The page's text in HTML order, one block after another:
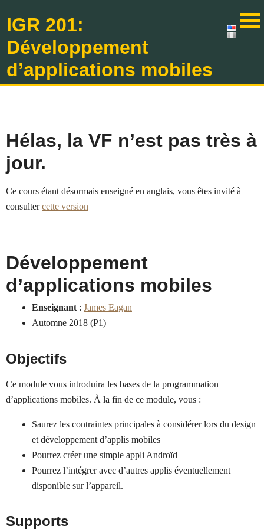
IGR 201:
Développement
d’applications mobiles
Hélas, la VF n’est pas très à
jour.
Ce cours étant désormais enseigné en anglais, vous êtes invité à
consultercette version
Développement
d’applications mobiles
Enseignant : James Eagan
Automne 2018 (P1)
Objectifs
Ce module vous introduira les bases de la programmation
d’applications mobiles. À la fin de ce module, vous :
Saurez les contraintes principales à considérer lors du design
et développement d’applis mobiles
Pourrez créer une simple appli Androïd
Pourrez l’intégrer avec d’autres applis éventuellement
disponible sur l’appareil.
Supports